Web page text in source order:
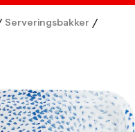
Serveringsbakker /